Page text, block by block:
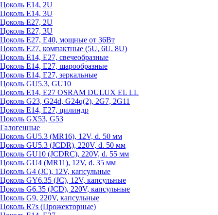
Цоколь Е14, 2U
Цоколь Е14, 3U
Цоколь Е27, 2U
Цоколь Е27, 3U
Цоколь Е27, Е40, мощные от 36Вт
Цоколь Е27, компактные (5U, 6U, 8U)
Цоколь Е14, Е27, свечеобразные
Цоколь Е14, Е27, шарообразные
Цоколь Е14, Е27, зеркальные
Цоколь GU5.3, GU10
Цоколь Е14, Е27 OSRAM DULUX EL LL
Цоколь G23, G24d, G24q(2), 2G7, 2G11
Цоколь Е14, Е27, цилиндр
Цоколь GX53, G53
Галогенные
Цоколь GU5.3 (MR16), 12V, d. 50 мм
Цоколь GU5.3 (JCDR), 220V, d. 50 мм
Цоколь GU10 (JCDRC), 220V, d. 55 мм
Цоколь GU4 (MR11), 12V, d. 35 мм
Цоколь G4 (JC), 12V, капсульные
Цоколь GY6.35 (JC), 12V, капсульные
Цоколь G6.35 (JCD), 220V, капсульные
Цоколь G9, 220V, капсульные
Цоколь R7s (Прожекторные)